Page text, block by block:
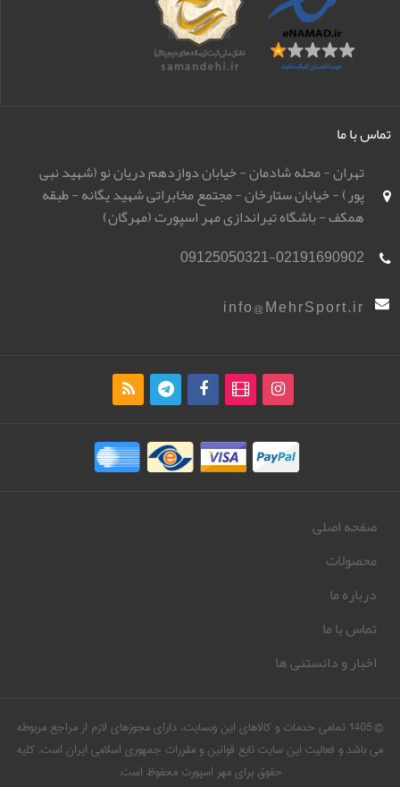
تماس با ما
تهران - محله شادمان - خیابان دوازدهم دریان نو (شهید نبی
پور) - خیابان ستارخان - مجتمع مخابراتی شهید یگانه - طبقه
همکف - باشگاه تیراندازی مهر اسپورت (مهرگان)
09125050321-02191690902
info@MehrSport.ir
صفحه اصلی
محصولات
درباره ما
تماس با ما
اخبار و دانستنی ها
© 1405 تمامی خدمات و کالاهای این وبسایت، دارای مجوزهای لازم از مراجع مربوطه
می باشد و فعالیت این سایت تابع قوانین و مقررات جمهوری اسلامی ایران است. کلیه
حقوق برای مهر اسپورت محفوظ است.